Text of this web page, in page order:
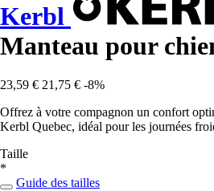
Kerbl
Manteau pour
23,59 € 21,75 € -8%
Offrez à votre compagnon un confort
Kerbl Quebec, idéal pour les journées
Taille
*
Guide des tailles